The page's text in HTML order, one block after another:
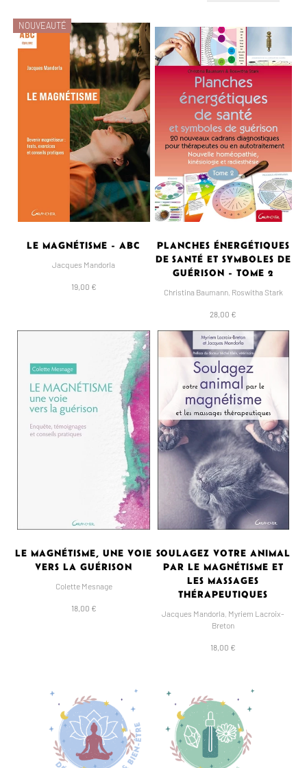
NOUVEAUTÉ
LE MAGNÉTISME - ABC
Jacques Mandorla
19,00 €
PLANCHES ÉNERGÉTIQUES
DE SANTÉ ET SYMBOLES DE
GUÉRISON - TOME 2
Christina Baumann, Roswitha Stark
28,00 €
LE MAGNÉTISME, UNE VOIE
VERS LA GUÉRISON
Colette Mesnage
18,00 €
SOULAGEZ VOTRE ANIMAL
PAR LE MAGNÉTISME ET
LES MASSAGES
THÉRAPEUTIQUES
Jacques Mandorla, Myriem Lacroix-
Breton
18,00 €